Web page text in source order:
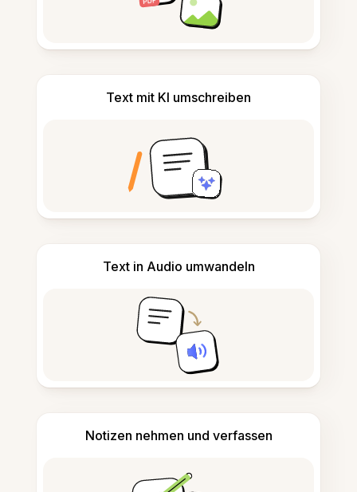
Text mit KI umschreiben
Text in Audio umwandeln
Notizen nehmen und verfassen